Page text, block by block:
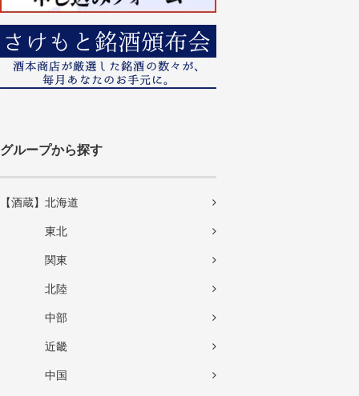
グループから探す
【酒蔵】北海道
東北
関東
北陸
中部
近畿
中国